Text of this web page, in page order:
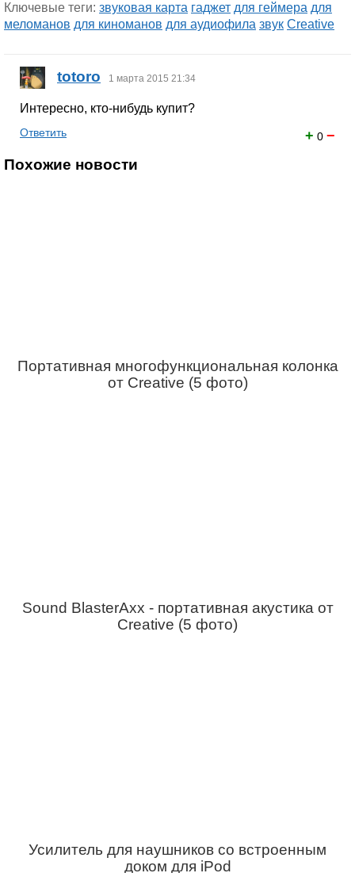
Ключевые теги: звуковая карта гаджет для геймера для
меломанов для киноманов для аудиофила звук Creative
totoro 1 марта 2015 21:34
Интересно, кто-нибудь купит?
+ 0 −
Ответить
Похожие новости
Портативная многофункциональная колонка
от Creative (5 фото)
Sound BlasterAxx - портативная акустика от
Creative (5 фото)
Усилитель для наушников со встроенным
доком для iPod